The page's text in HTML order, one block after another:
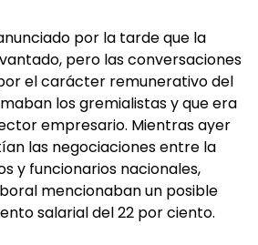
por la tarde que la
pero las conversaciones
el carácter remunerativo del
los gremialistas y que era
empresario. Mientras ayer
las negociaciones entre la
y funcionarios nacionales,
mencionaban un posible
salarial del 22 por ciento.